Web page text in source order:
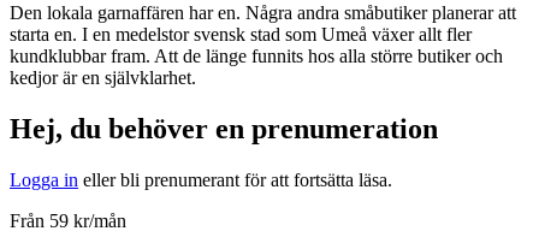
Den lokala garnaffären har en. Några andra småbutiker planerar att
starta en. I en medelstor svensk stad som Umeå växer allt fler
kundklubbar fram. Att de länge funnits hos alla större butiker och
kedjor är en självklarhet.
Hej, du behöver en prenumeration
Logga in eller bli prenumerant för att fortsätta läsa.
Från 59 kr/mån